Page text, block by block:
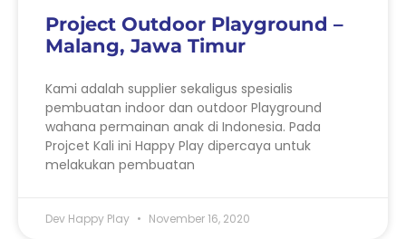
Project Outdoor Playground –
Malang, Jawa Timur
Kami adalah supplier sekaligus spesialis
pembuatan indoor dan outdoor Playground
wahana permainan anak di Indonesia. Pada
Projcet Kali ini Happy Play dipercaya untuk
melakukan pembuatan
Dev Happy Play November 16, 2020